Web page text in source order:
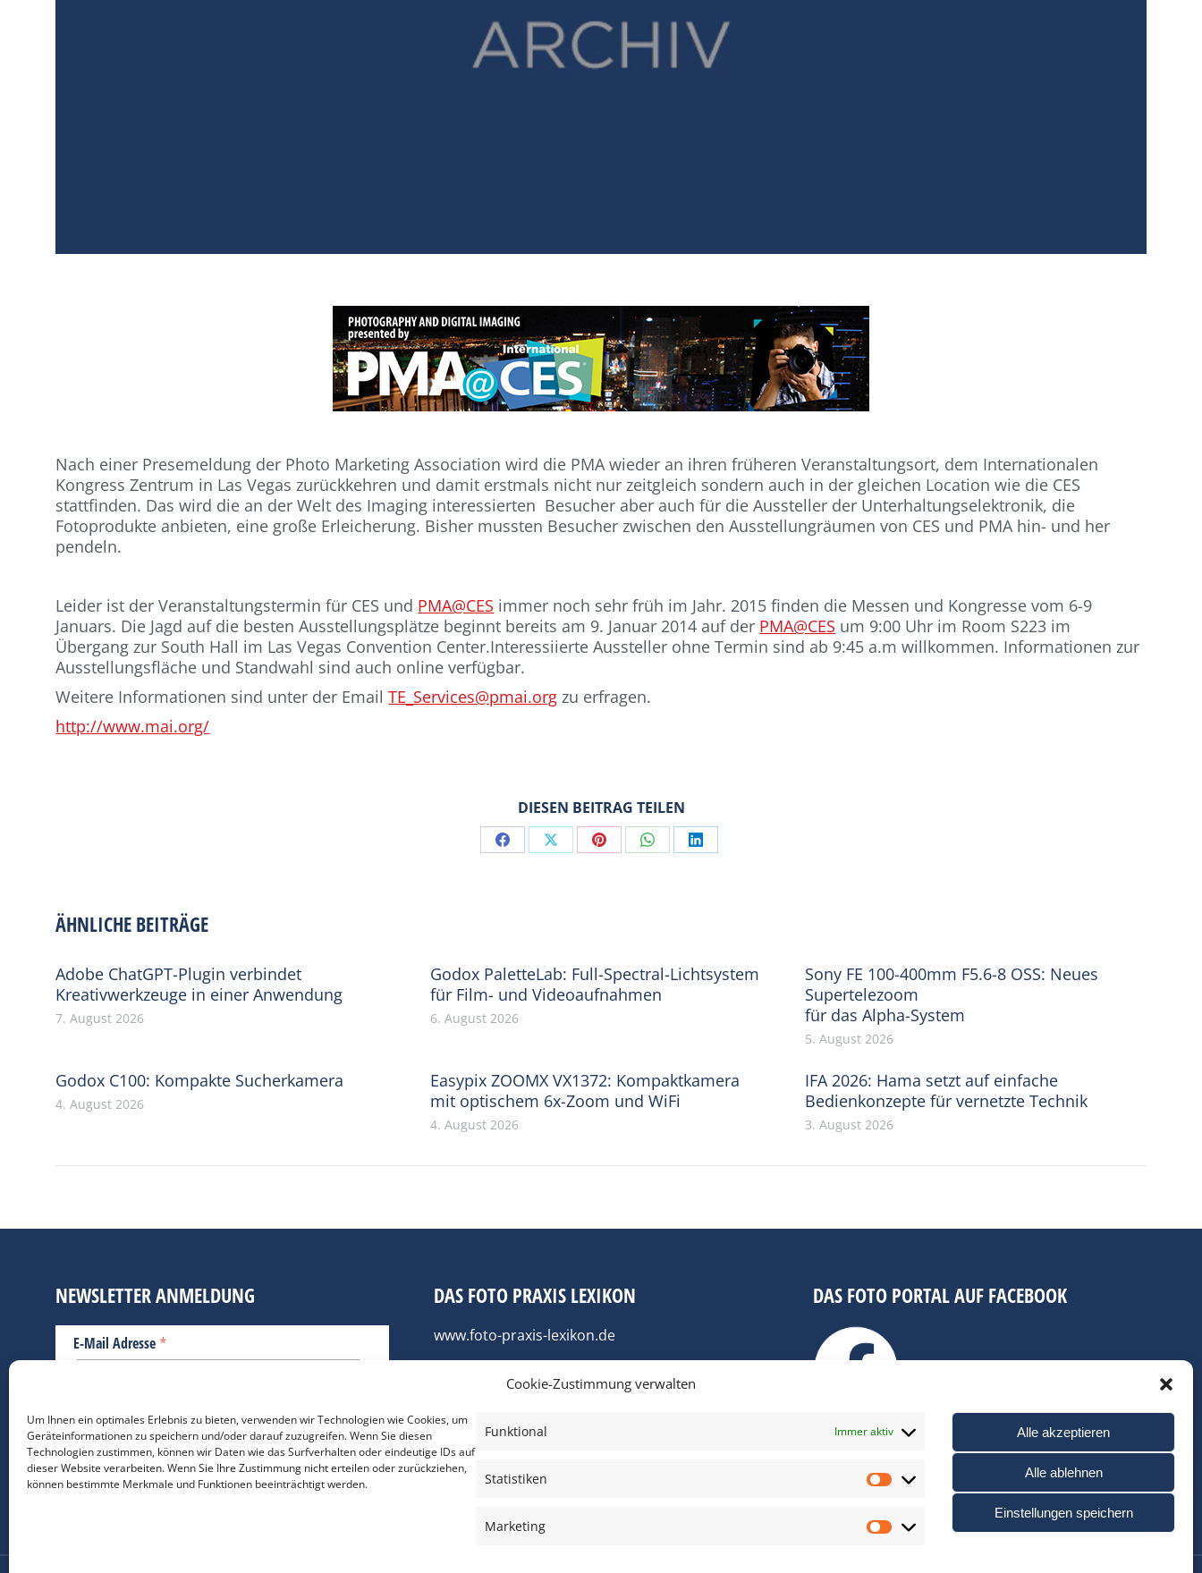
Cookie-Zustimmung verwalten
Um Ihnen ein optimales Erlebnis zu bieten, verwenden wir Technologien wie Cookies, um
Geräteinformationen zu speichern und/oder darauf zuzugreifen. Wenn Sie diesen
Technologien zustimmen, können wir Daten wie das Surfverhalten oder eindeutige IDs auf
dieser Website verarbeiten. Wenn Sie Ihre Zustimmung nicht erteilen oder zurückziehen,
können bestimmte Merkmale und Funktionen beeinträchtigt werden.
Funktional Immer aktiv
Statistiken Statistiken
Marketing Marketing
Alle akzeptieren
Alle ablehnen
Einstellungen speichern
Nach einer Presemeldung der Photo Marketing Association wird die PMA wieder an ihren früheren Veranstaltungsort, dem Internationalen
Kongress Zentrum in Las Vegas zurückkehren und damit erstmals nicht nur zeitgleich sondern auch in der gleichen Location wie die CES
stattfinden. Das wird die an der Welt des Imaging interessierten Besucher aber auch für die Aussteller der Unterhaltungselektronik, die
Fotoprodukte anbieten, eine große Erleicherung. Bisher mussten Besucher zwischen den Ausstellungräumen von CES und PMA hin- und her
pendeln.
Leider ist der Veranstaltungstermin für CES und PMA@CES immer noch sehr früh im Jahr. 2015 finden die Messen und Kongresse vom 6-9
Januars. Die Jagd auf die besten Ausstellungsplätze beginnt bereits am 9. Januar 2014 auf der PMA@CES um 9:00 Uhr im Room S223 im
Übergang zur South Hall im Las Vegas Convention Center.Interessiierte Aussteller ohne Termin sind ab 9:45 a.m willkommen. Informationen zur
Ausstellungsfläche und Standwahl sind auch online verfügbar.
Weitere Informationen sind unter der EmailTE_Services@pmai.org zu erfragen.
http://www.mai.org/
DIESEN BEITRAG TEILEN
Share Share Share Share Share
ÄHNLICHE BEITRÄGE
Adobe ChatGPT-Plugin verbindet
Kreativwerkzeuge in einer Anwendung
7. August 2026
Godox PaletteLab: Full-Spectral-Lichtsystem
für Film- und Videoaufnahmen
6. August 2026
Sony FE 100-400mm F5.6-8 OSS: Neues
Supertelezoom
für das Alpha-System
5. August 2026
Godox C100: Kompakte Sucherkamera
4. August 2026
Easypix ZOOMX VX1372: Kompaktkamera
mit optischem 6x-Zoom und WiFi
4. August 2026
IFA 2026: Hama setzt auf einfache
Bedienkonzepte für vernetzte Technik
3. August 2026
NEWSLETTER ANMELDUNG
E-Mail Adresse *
*verpflichtend
DAS FOTO PRAXIS LEXIKON
www.foto-praxis-lexikon.de
DAS FOTO PORTAL AUF FACEBOOK